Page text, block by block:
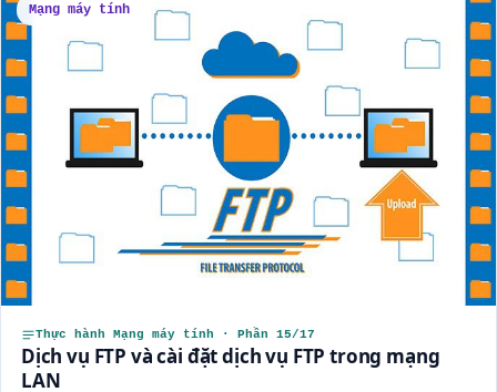
Mạng máy tính
Thực hành Mạng máy tính · Phần 15/17
Dịch vụ FTP và cài đặt dịch vụ FTP trong mạng
LAN